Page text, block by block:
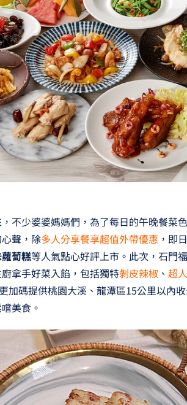
不少婆婆媽媽們，為了每日的午晚餐菜
聲，除多人分享餐享超值外帶優惠 ，即
蔔糕等人氣點心好評上市。此次，石門
拿手好菜入餡，包括獨特剝皮辣椒 、 超
更加碼提供桃園大溪、龍潭區15公里以內
美食。